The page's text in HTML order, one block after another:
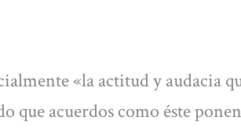
«la actitud y audacia
que acuerdos como éste